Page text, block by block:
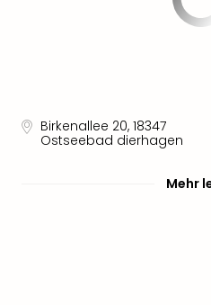
Birkenallee 20, 18347
Ostseebad dierhagen
Mehr